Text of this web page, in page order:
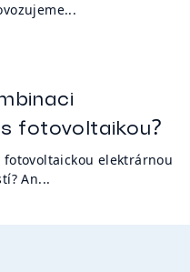
fotovoltaikou?
elektrárnou
An...